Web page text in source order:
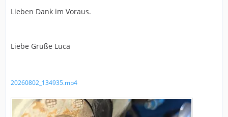
Lieben Dank im Voraus.
Liebe Grüße Luca
20260802_134935.mp4